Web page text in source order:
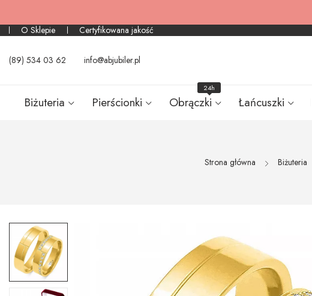
O Sklepie
Certyfikowana jakość
(89) 534 03 62 info@abjubiler.pl
Biżuteria Pierścionki Obrączki
24h
Łańcuszki
Strona główna Biżuteria